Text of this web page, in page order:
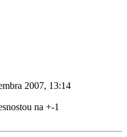
2007, 13:14
na +-1